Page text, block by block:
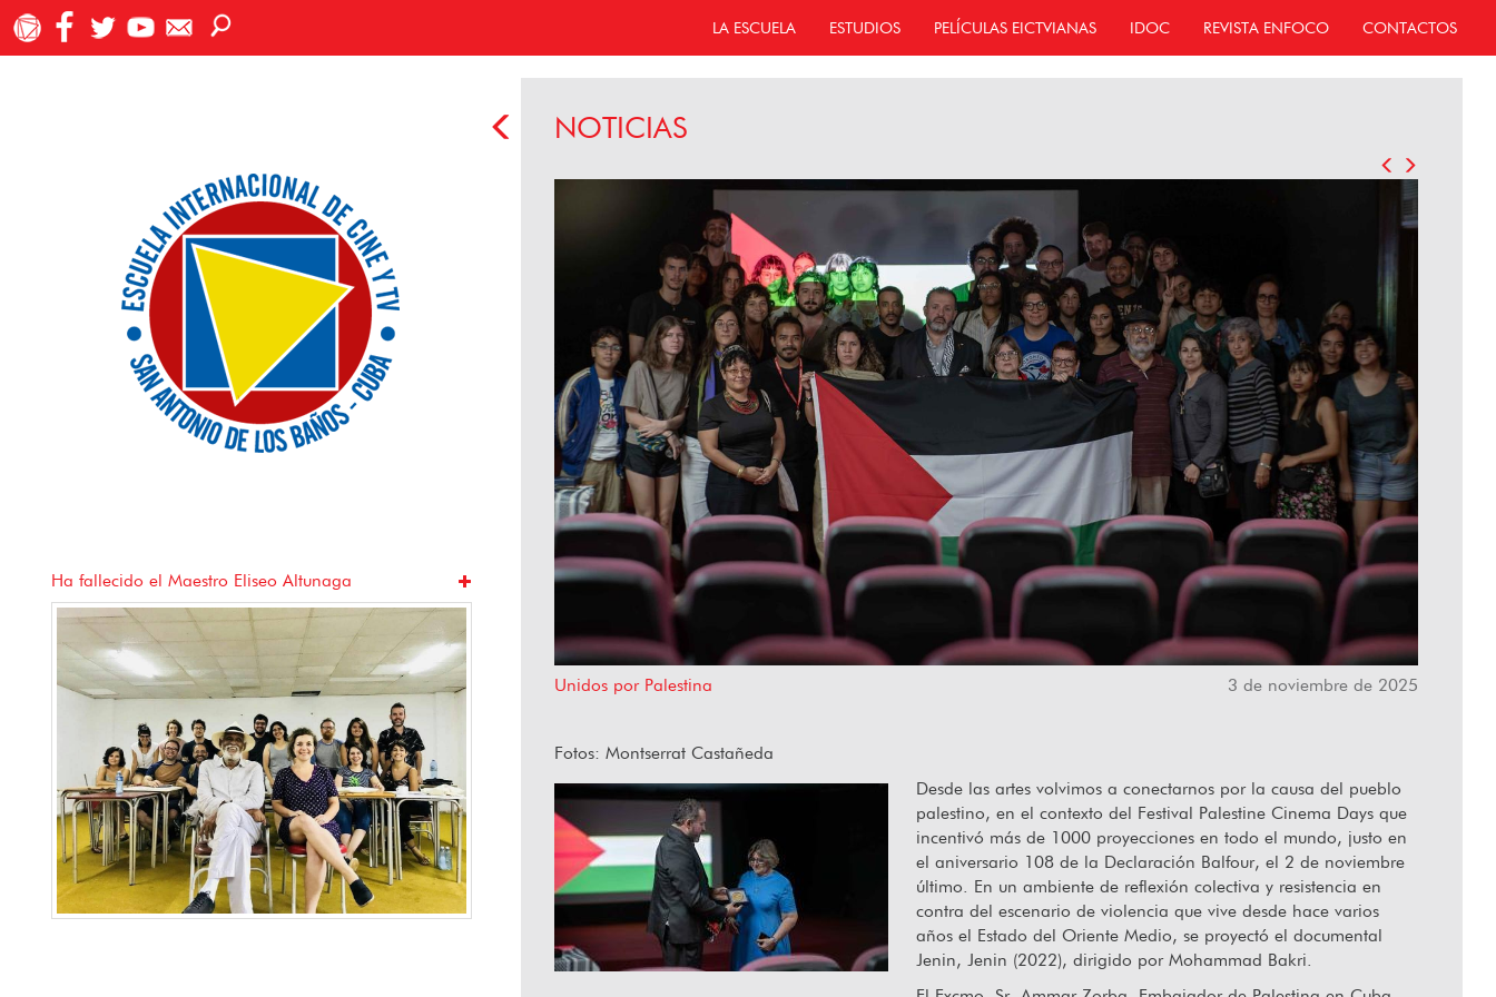
LA ESCUELA ESTUDIOS PELÍCULAS EICTVIANAS IDOC REVISTA ENFOCO CONTACTOS
Jugando a mirar: Cine, juego y barrio en La Habana
Vieja
Ha fallecido Orlando Senna “Hablar desde el corazón”
NOTICIAS
Unidos por Palestina 3 de noviembre de 2025
Fotos: Montserrat Castañeda
Desde las artes volvimos a conectarnos por la causa del pueblo
palestino, en el contexto del Festival Palestine Cinema Days que
incentivó más de 1000 proyecciones en todo el mundo, justo en
el aniversario 108 de la Declaración Balfour, el 2 de noviembre
último. En un ambiente de reflexión colectiva y resistencia en
contra del escenario de violencia que vive desde hace varios
años el Estado del Oriente Medio, se proyectó el documental
Jenin, Jenin (2022), dirigido por Mohammad Bakri.